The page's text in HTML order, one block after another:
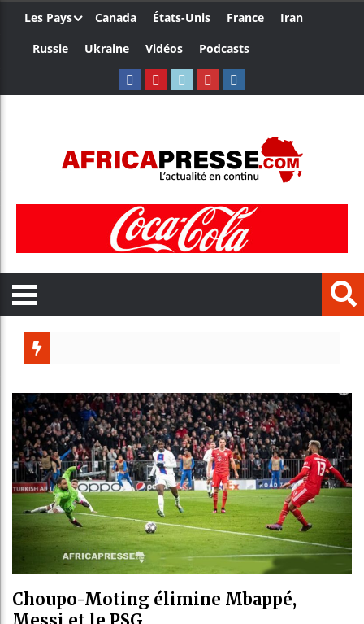
Les Pays Canada États-Unis France
Iran
Russie
Ukraine Vidéos Podcasts
Côte
Tunisie
Ceuta :
Choupo-Moting élimine Mbappé,